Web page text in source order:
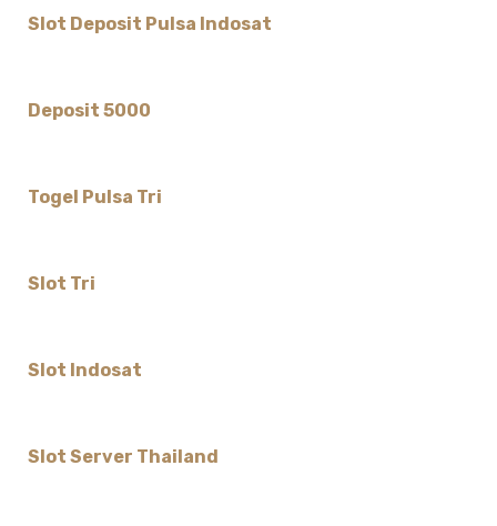
Slot Deposit Pulsa Indosat
Deposit 5000
Togel Pulsa Tri
Slot Tri
Slot Indosat
Slot Server Thailand